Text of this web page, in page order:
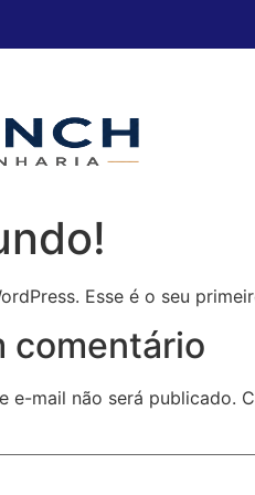
Esse é o seu
comentário
e-mail não será publicado.